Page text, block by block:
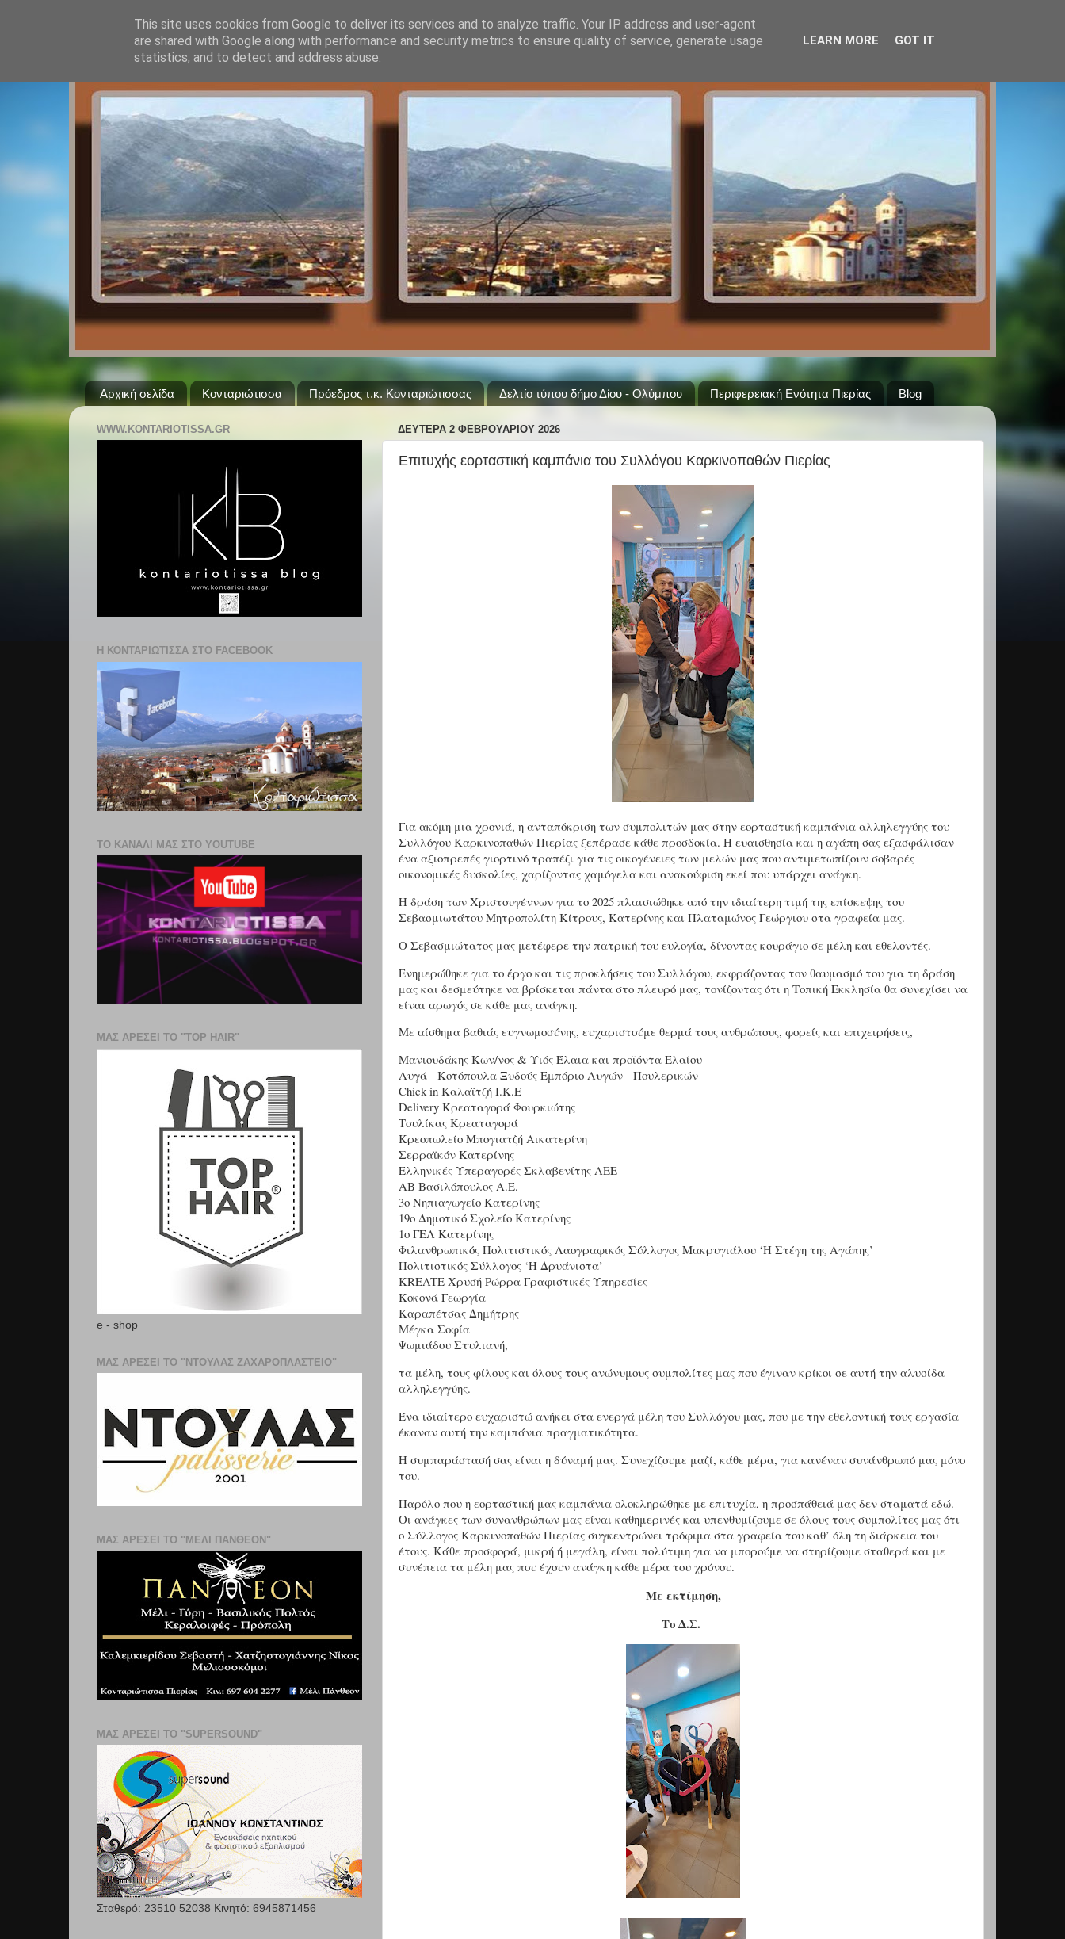
Αρχική σελίδα Κονταριώτισσα Πρόεδρος τ.κ. Κονταριώτισσας Δελτίο τύπου δήμο Δίου - Ολύμπου Περιφερειακή Ενότητα Πιερίας Blog
ΔΕΥΤΈΡΑ 2 ΦΕΒΡΟΥΑΡΊΟΥ 2026
Επιτυχής εορταστική καμπάνια του Συλλόγου Καρκινοπαθών Πιερίας
Για ακόμη μια χρονιά, η ανταπόκριση των συμπολιτών μας στην εορταστική καμπάνια αλληλεγγύης του
Συλλόγου Καρκινοπαθών Πιερίας ξεπέρασε κάθε προσδοκία. Η ευαισθησία και η αγάπη σας εξασφάλισαν
ένα αξιοπρεπές γιορτινό τραπέζι για τις οικογένειες των μελών μας που αντιμετωπίζουν σοβαρές
οικονομικές δυσκολίες, χαρίζοντας χαμόγελα και ανακούφιση εκεί που υπάρχει ανάγκη.
Η δράση των Χριστουγέννων για το 2025 πλαισιώθηκε από την ιδιαίτερη τιμή της επίσκεψης του
Σεβασμιωτάτου Μητροπολίτη Κίτρους, Κατερίνης και Πλαταμώνος Γεώργιου στα γραφεία μας.
Ο Σεβασμιώτατος μας μετέφερε την πατρική του ευλογία, δίνοντας κουράγιο σε μέλη και εθελοντές.
Ενημερώθηκε για το έργο και τις προκλήσεις του Συλλόγου, εκφράζοντας τον θαυμασμό του για τη δράση
μας και δεσμεύτηκε να βρίσκεται πάντα στο πλευρό μας, τονίζοντας ότι η Τοπική Εκκλησία θα συνεχίσει να
είναι αρωγός σε κάθε μας ανάγκη.
Με αίσθημα βαθιάς ευγνωμοσύνης, ευχαριστούμε θερμά τους ανθρώπους, φορείς και επιχειρήσεις,
Μανιουδάκης Κων/νος & Υιός Έλαια και προϊόντα Ελαίου
Αυγά - Κοτόπουλα Ξυδούς Εμπόριο Αυγών - Πουλερικών
Chick in Καλαϊτζή Ι.Κ.Ε
Delivery Κρεαταγορά Φουρκιώτης
Τουλίκας Κρεαταγορά
Κρεοπωλείο Μπογιατζή Αικατερίνη
Σερραϊκόν Κατερίνης
Ελληνικές Υπεραγορές Σκλαβενίτης ΑΕΕ
ΑΒ Βασιλόπουλος Α.Ε.
3ο Νηπιαγωγείο Κατερίνης
19ο Δημοτικό Σχολείο Κατερίνης
1ο ΓΕΛ Κατερίνης
Φιλανθρωπικός Πολιτιστικός Λαογραφικός Σύλλογος Μακρυγιάλου ‘Η Στέγη της Αγάπης’
Πολιτιστικός Σύλλογος ‘Η Δρυάνιστα’
KREATE Χρυσή Ρώρρα Γραφιστικές Υπηρεσίες
Κοκονά Γεωργία
Καραπέτσας Δημήτρης
Μέγκα Σοφία
Ψωμιάδου Στυλιανή,
τα μέλη, τους φίλους και όλους τους ανώνυμους συμπολίτες μας που έγιναν κρίκοι σε αυτή την αλυσίδα
αλληλεγγύης.
Ένα ιδιαίτερο ευχαριστώ ανήκει στα ενεργά μέλη του Συλλόγου μας, που με την εθελοντική τους εργασία
έκαναν αυτή την καμπάνια πραγματικότητα.
Η συμπαράστασή σας είναι η δύναμή μας. Συνεχίζουμε μαζί, κάθε μέρα, για κανέναν συνάνθρωπό μας μόνο
του.
Παρόλο που η εορταστική μας καμπάνια ολοκληρώθηκε με επιτυχία, η προσπάθειά μας δεν σταματά εδώ.
Οι ανάγκες των συνανθρώπων μας είναι καθημερινές και υπενθυμίζουμε σε όλους τους συμπολίτες μας ότι
ο Σύλλογος Καρκινοπαθών Πιερίας συγκεντρώνει τρόφιμα στα γραφεία του καθ’ όλη τη διάρκεια του
έτους. Κάθε προσφορά, μικρή ή μεγάλη, είναι πολύτιμη για να μπορούμε να στηρίζουμε σταθερά και με
συνέπεια τα μέλη μας που έχουν ανάγκη κάθε μέρα του χρόνου.
Με εκτίμηση,
Το Δ.Σ.
WWW.KONTARIOTISSA.GR
Η ΚΟΝΤΑΡΙΩΤΙΣΣΑ ΣΤΟ FACEBOOK
ΤΟ ΚΑΝΑΛΙ ΜΑΣ ΣΤΟ YOUTUBE
ΜΑΣ ΑΡΕΣΕΙ ΤΟ "TOP HAIR"
e - shop
ΜΑΣ ΑΡΕΣΕΙ ΤΟ "ΝΤΟΥΛΑΣ ΖΑΧΑΡΟΠΛΑΣΤΕΊΟ"
ΜΑΣ ΑΡΕΣΕΙ ΤΟ "ΜΕΛΙ ΠΑΝΘΕΟΝ"
ΜΑΣ ΑΡΕΣΕΙ ΤΟ "SUPERSOUND"
Σταθερό: 23510 52038 Κινητό: 6945871456
This site uses cookies from Google to deliver its services and to analyze traffic. Your IP address and user-agent
are shared with Google along with performance and security metrics to ensure quality of service, generate usage
statistics, and to detect and address abuse.
LEARN MORE GOT IT